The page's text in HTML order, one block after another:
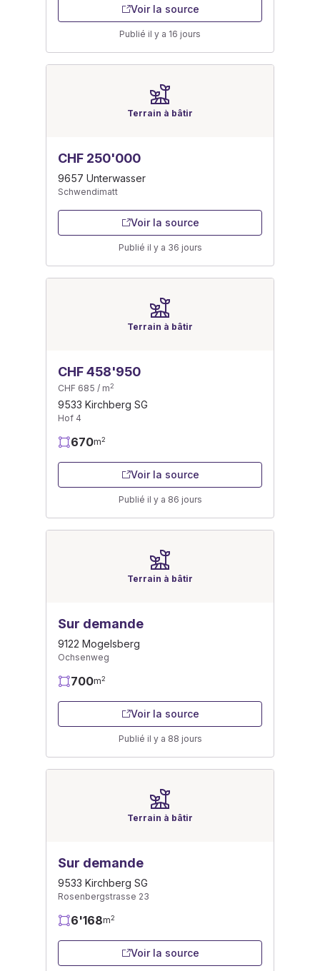
Voir la source
Publié il y a 16 jours
Terrain à bâtir
CHF 250'000
9657 Unterwasser
Schwendimatt
Voir la source
Publié il y a 36 jours
Terrain à bâtir
CHF 458'950
CHF 685 / m2
9533 Kirchberg SG
Hof 4
670m2
Voir la source
Publié il y a 86 jours
Terrain à bâtir
Sur demande
9122 Mogelsberg
Ochsenweg
700m2
Voir la source
Publié il y a 88 jours
Terrain à bâtir
Sur demande
9533 Kirchberg SG
Rosenbergstrasse 23
6'168m2
Voir la source